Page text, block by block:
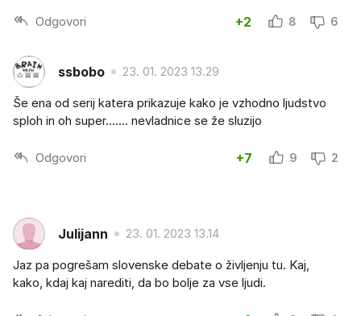
Odgovori +2 8 6
ssbobo 23. 01. 2023 13.29
Še ena od serij katera prikazuje kako je vzhodno ljudstvo
sploh in oh super....... nevladnice se že sluzijo
Odgovori +7 9 2
Julijann 23. 01. 2023 13.14
Jaz pa pogrešam slovenske debate o življenju tu. Kaj,
kako, kdaj kaj narediti, da bo bolje za vse ljudi.